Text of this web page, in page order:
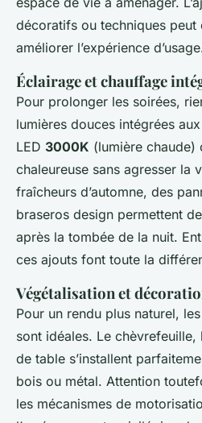
décoratifs ou techniques peut
améliorer l’expérience
Éclairage et chauffage
Pour prolonger les soirées,
lumières douces intégrées
LED 3000K (lumière chaude)
chaleureuse sans agresser la
fraîcheurs d’automne, des
braseros design permettent
après la tombée de la nuit.
ces ajouts font toute la
Végétalisation et
Pour un rendu plus naturel,
sont idéales. Le
de table s’installent
bois ou métal. Attention
les mécanismes de